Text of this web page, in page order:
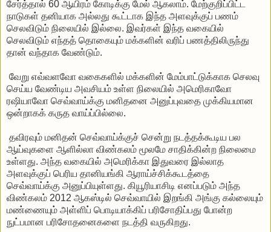
சேர்த்தால் 60 ஆயிரம் கோடிக்கு மேல் ஆகலாம். மேற்குறிப்பிட்ட
நாடுகள் தனியாக அல்லது கூட்டாக இந்த அளவுக்குப் பணம்
செலவிடும் நிலையில் இல்லை. இவர்கள் இந்த வகையில்
செலவிடும் எந்தத் தொகையும் மக்களின் வரிப் பணத்திலிருந்து
தான் வந்தாக வேண்டும்.
வேறு எவ்வளவோ வகைகளில் மக்களின் மேம்பாட்டுக்காக செலவு
செய்ய வேண்டிய அவசியம் உள்ள நிலையில் அமெரிகாவோ
ரஷியாவோ செவ்வாய்க்கு மனிதனை அனுப்புவதை முக்கியமான
ஒன்றாகக் கருத வாய்ப்பில்லை.
தவிரவும் மனிதன் செவ்வாய்க்குச் சென்று நடத்தக்கூடிய பல
ஆய்வுகளை ஆளில்லா விண்கலம் மூலமே சாதிக்கின்ற நிலைமை
உள்ளது. அந்த வகையில் அமெரிக்கா இதுவரை இல்லாத
அளவுக்குப் பெரிய தானியங்கி ஆராய்ச்சிக்கூடத்தை
செவ்வாய்க்கு அனுப்பியுள்ளது. கியூரியாசிடி எனப்படும் அந்த
விண்கலம் 2012 ஆகஸ்டில் செவ்வாயில் இறங்கி அங்கு கல்லையும்
மண்ணையும் அள்ளிப் பொடியாக்கிப் பரிசோதிப்பது போன்ற
நுட்பமான பரிசோதனைகளை நடத்தி வருகிறது.